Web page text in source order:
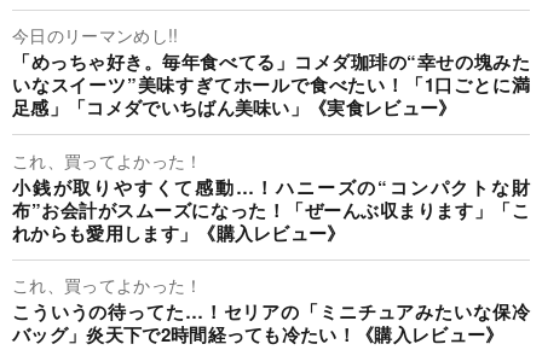
今日のリーマンめし!!
「めっちゃ好き。毎年食べてる」コメダ珈琲の“幸せの塊みた
いなスイーツ”美味すぎてホールで食べたい！「1口ごとに満
足感」「コメダでいちばん美味い」《実食レビュー》
これ、買ってよかった！
小銭が取りやすくて感動…！ハニーズの“コンパクトな財
布”お会計がスムーズになった！「ぜーんぶ収まります」「こ
れからも愛用します」《購入レビュー》
これ、買ってよかった！
こういうの待ってた…！セリアの「ミニチュアみたいな保冷
バッグ」炎天下で2時間経っても冷たい！《購入レビュー》